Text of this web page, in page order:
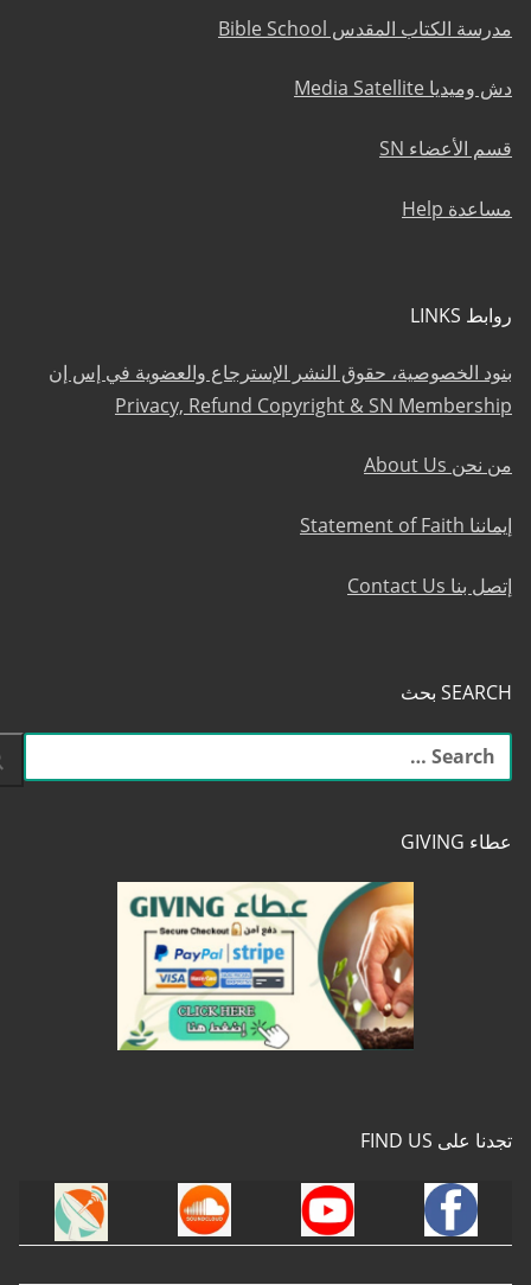
مدرسة الكتاب المقدس Bible School
دش وميديا Media Satellite
قسم الأعضاء SN
مساعدة Help
روابط LINKS
بنود الخصوصية، حقوق النشر الإسترجاع والعضوية في إس إن
Privacy, Refund Copyright & SN Membership
من نحن About Us
إيماننا Statement of Faith
إتصل بنا Contact Us
SEARCH بحث
البحث
عن:
عطاء GIVING
تجدنا على FIND US